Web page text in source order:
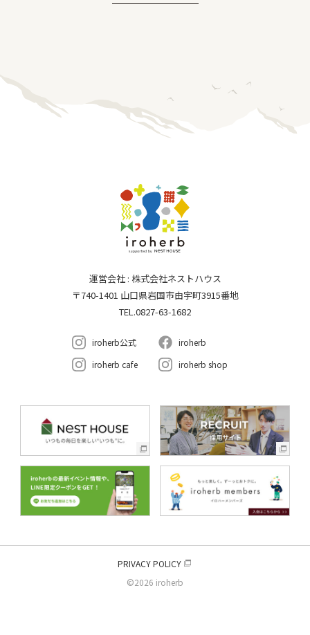
運営会社 : 株式会社ネストハウス
〒740-1401 山口県岩国市由宇町3915番地
TEL.0827-63-1682
iroherb公式
iroherb
iroherb cafe
iroherb shop
PRIVACY POLICY
©2026 iroherb